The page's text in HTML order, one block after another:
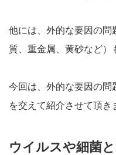
他には、外的な要因の問
質、重金属、黄砂など）
今回は、外的な要因の問
を交えて紹介させて頂き
ウイルスや細菌